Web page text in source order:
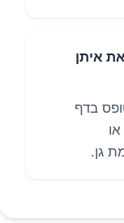
איתן
בדף
או
גן.